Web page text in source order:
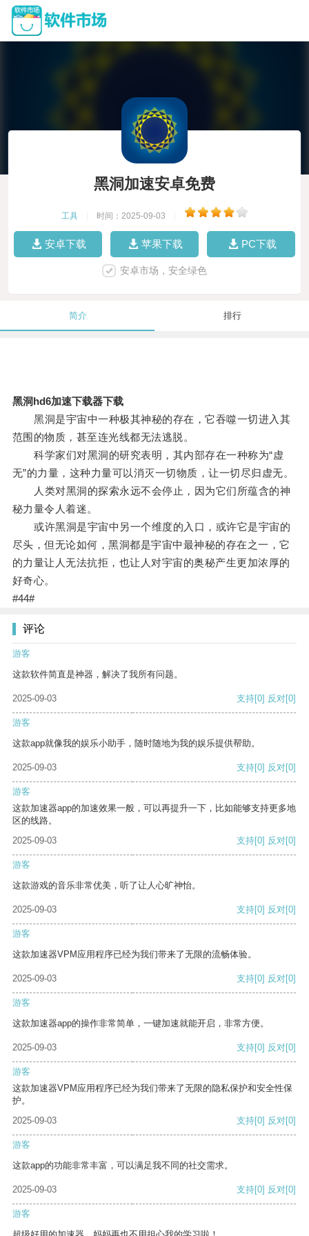
黑洞加速安卓免费
工具 时间：2025-09-03
安卓下载 苹果下载 PC下载
安卓市场，安全绿色
简介 排行
黑洞hd6加速下载器下载
黑洞是宇宙中一种极其神秘的存在，它吞噬一切进入其
范围的物质，甚至连光线都无法逃脱。
科学家们对黑洞的研究表明，其内部存在一种称为“虚
无”的力量，这种力量可以消灭一切物质，让一切尽归虚无。
人类对黑洞的探索永远不会停止，因为它们所蕴含的神
秘力量令人着迷。
或许黑洞是宇宙中另一个维度的入口，或许它是宇宙的
尽头，但无论如何，黑洞都是宇宙中最神秘的存在之一，它
的力量让人无法抗拒，也让人对宇宙的奥秘产生更加浓厚的
好奇心。
#44#
评论
游客
这款软件简直是神器，解决了我所有问题。
2025-09-03 支持[0] 反对[0]
游客
这款app就像我的娱乐小助手，随时随地为我的娱乐提供帮助。
2025-09-03 支持[0] 反对[0]
游客
这款加速器app的加速效果一般，可以再提升一下，比如能够支持更多地
区的线路。
2025-09-03
支持[0] 反对[0]
游客
这款游戏的音乐非常优美，听了让人心旷神怡。
2025-09-03 支持[0] 反对[0]
游客
这款加速器VPM应用程序已经为我们带来了无限的流畅体验。
2025-09-03 支持[0] 反对[0]
游客
这款加速器app的操作非常简单，一键加速就能开启，非常方便。
2025-09-03 支持[0] 反对[0]
游客
这款加速器VPM应用程序已经为我们带来了无限的隐私保护和安全性保
护。
2025-09-03
支持[0] 反对[0]
游客
这款app的功能非常丰富，可以满足我不同的社交需求。
2025-09-03 支持[0] 反对[0]
游客